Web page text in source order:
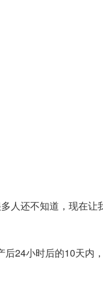
人还不知道，现在让
24小时后的10天内